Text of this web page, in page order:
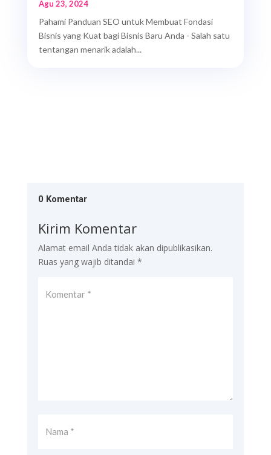
Agu 23, 2024
Pahami Panduan SEO untuk Membuat Fondasi
Bisnis yang Kuat bagi Bisnis Baru Anda - Salah satu
tentangan menarik adalah...
0 Komentar
Kirim Komentar
Alamat email Anda tidak akan dipublikasikan.
Ruas yang wajib ditandai *